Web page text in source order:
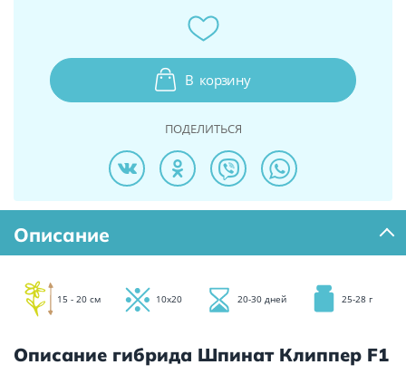
В корзину
ПОДЕЛИТЬСЯ
Описание
15 - 20 см 10х20 20-30 дней 25-28 г
Описание гибрида Шпинат Клиппер F1